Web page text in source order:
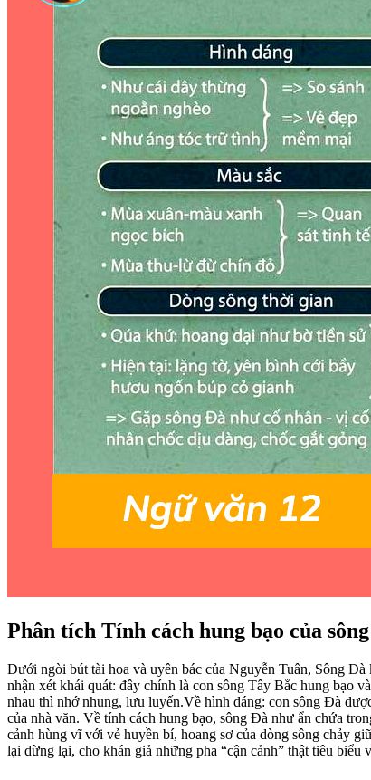
Phân tích Tính cách hung bạo của
Dưới ngòi bút tài hoa và uyên bác của Nguyễn Tuân, Sông
nhận xét khái quát: đây chính là con sông Tây Bắc hung bạo
nhau thì nhớ nhung, lưu luyến.Về hình dáng: con sông Đà
của nhà văn. Về tính cách hung bạo, sông Đà như ẩn chứa
cảnh hùng vĩ với vẻ huyền bí, hoang sơ của dòng sông chảy
lại dừng lại, cho khán giả những pha “cận cảnh” thật tiêu biểu